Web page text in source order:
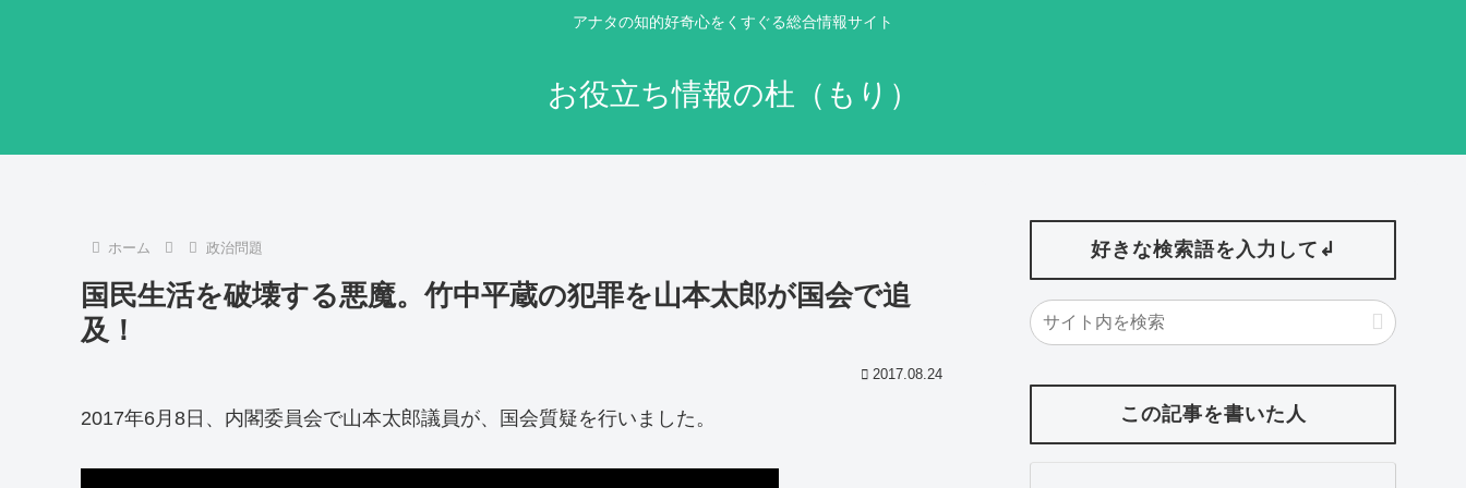
アナタの知的好奇心をくすぐる総合情報サイト
お役立ち情報の杜（もり）
ホーム 政治問題
国民生活を破壊する悪魔。竹中平蔵の犯罪を山本太郎が国会で追
及！
2017.08.24
2017年6月8日、内閣委員会で山本太郎議員が、国会質疑を行いました。
好きな検索語を入力して↲
この記事を書いた人